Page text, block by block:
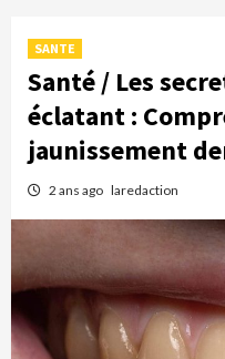
SANTE
Santé / Les
éclatant :
jaunissement
2 ans ago laredaction